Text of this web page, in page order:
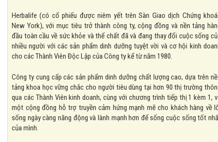
Herbalife (có cổ phiếu được niêm yết trên Sàn Giao dịch Chứng
New York), với mục tiêu trở thành công ty, cộng đồng và nền tảng
đầu toàn cầu về sức khỏe và thể chất đã và đang thay đổi cuộc sống
nhiều người với các sản phẩm dinh dưỡng tuyệt vời và cơ hội kinh
cho các Thành Viên Độc Lập của Công ty kể từ năm 1980.
Công ty cung cấp các sản phẩm dinh dưỡng chất lượng cao, dựa trên
tảng khoa học vững chắc cho người tiêu dùng tại hơn 90 thị trường
qua các Thành Viên kinh doanh, cùng với chương trình tiếp thị 1 kèm 1,
một cộng đồng hỗ trợ truyền cảm hứng mạnh mẽ cho khách hàng về
sống ngày càng năng động và lành mạnh hơn để sống cuộc sống tốt
của mình.